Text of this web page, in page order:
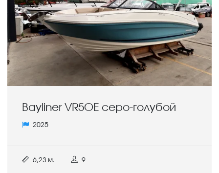
Bayliner VR5OE серо-голубой
2025
6,23 м. 9